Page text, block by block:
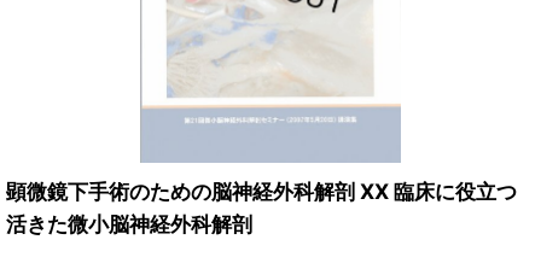
顕微鏡下手術のための脳神経外科解剖 XX 臨床に役立つ
活きた微小脳神経外科解剖